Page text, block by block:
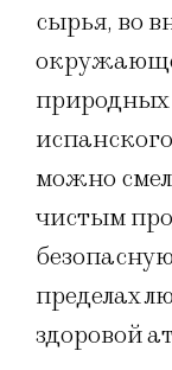
сырья, во
природных
можно
чистым
пределах
здоровой